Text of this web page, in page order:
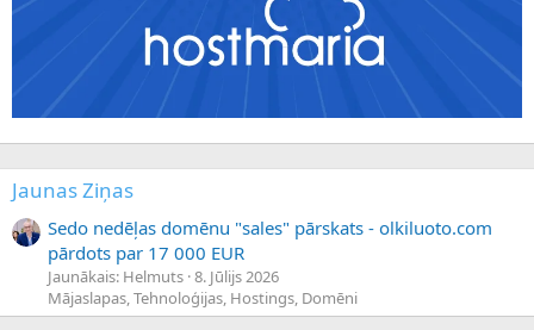
Jaunas Ziņas
Sedo nedēļas domēnu "sales" pārskats - olkiluoto.com
pārdots par 17 000 EUR
Jaunākais: Helmuts 8. Jūlijs 2026
Mājaslapas, Tehnoloģijas, Hostings, Domēni